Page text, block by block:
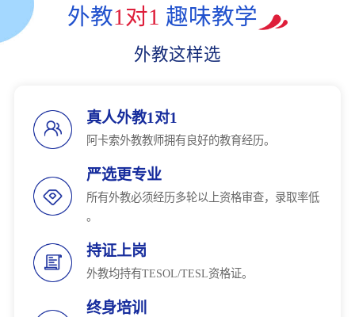
外教1对1 趣味教学
外教这样选
真人外教1对1
阿卡索外教教师拥有良好的教育经历。
严选更专业
所有外教必须经历多轮以上资格审查，录取率低
。
持证上岗
外教均持有TESOL/TESL资格证。
终身培训